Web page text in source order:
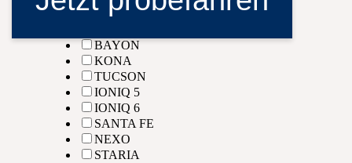
i20
BAYON
KONA
TUCSON
IONIQ 5
IONIQ 6
SANTA FE
NEXO
STARIA